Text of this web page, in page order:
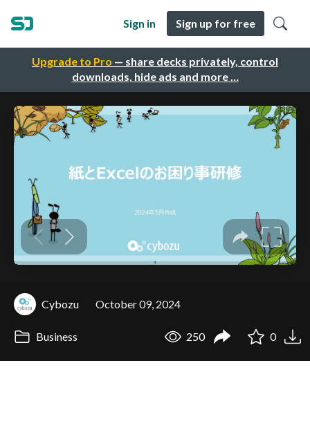
Upgrade to Pro — share decks privately, control
downloads, hide ads and more …
Sign in Sign up for free
Cybozu October 09, 2024
Business 250 0